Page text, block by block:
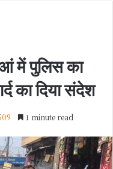
में पुलिस का
का दिया संदेश
1 minute read